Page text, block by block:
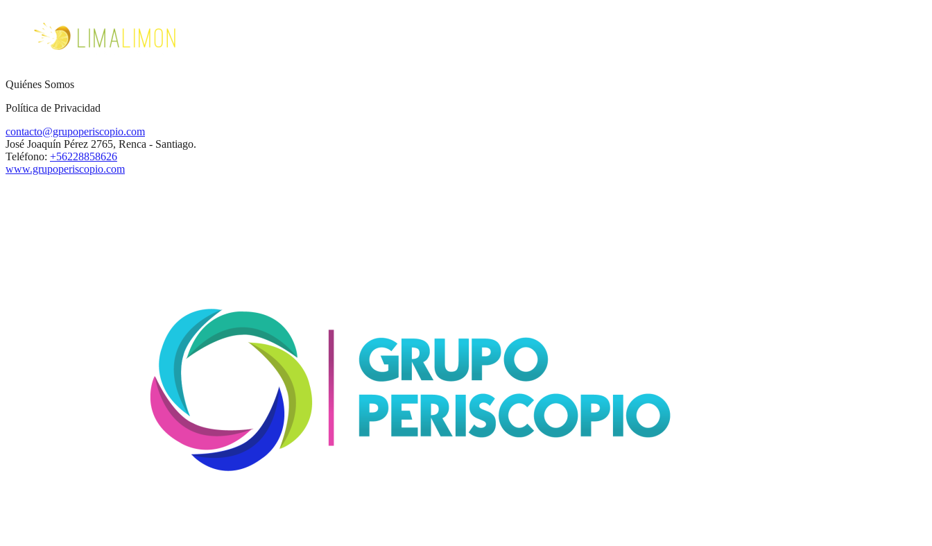
Quiénes Somos
Política de Privacidad
contacto@grupoperiscopio.com
José Joaquín Pérez 2765, Renca - Santiago.
Teléfono: +56228858626
www.grupoperiscopio.com